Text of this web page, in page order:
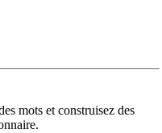
mots et construisez des